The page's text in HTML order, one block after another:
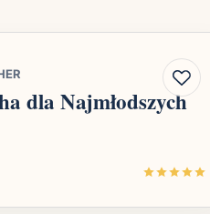
dla Najmłodszych